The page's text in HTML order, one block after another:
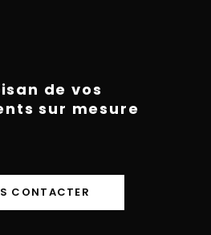
de vos
sur mesure
CONTACTER